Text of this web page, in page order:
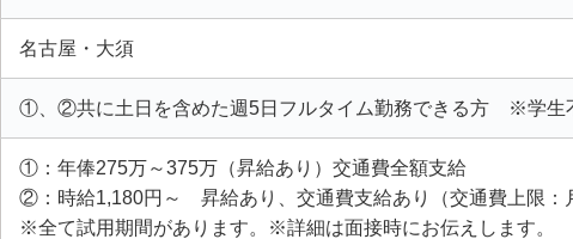
名古屋・大須
①、②共に土日を含めた週5日フルタイム勤務できる方 ※学生
①：年俸275万～375万（昇給あり）交通費全額支給
②：時給1,180円～ 昇給あり、交通費支給あり（交通費上限：
※全て試用期間があります。※詳細は面接時にお伝えします。